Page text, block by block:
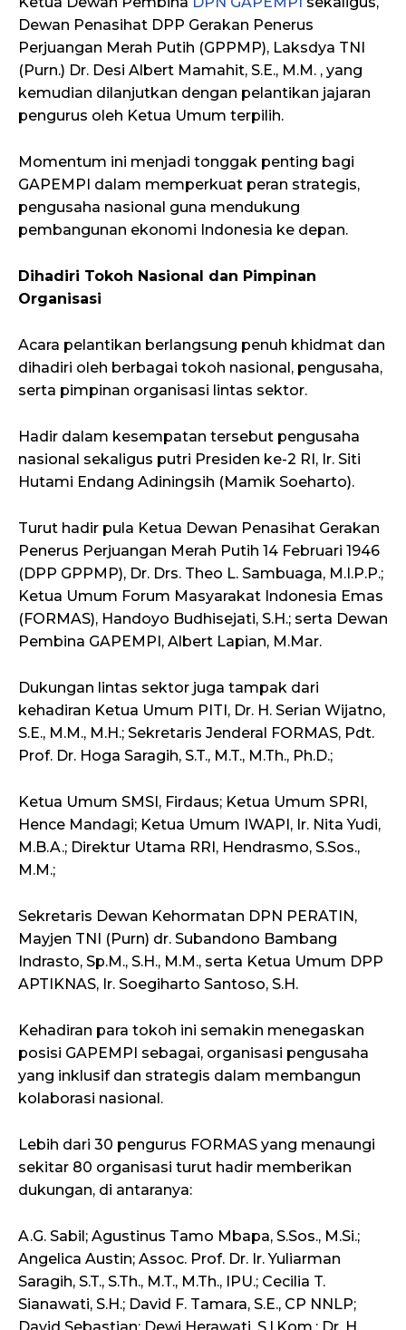
Dewan Penasihat DPP Gerakan Penerus
Perjuangan Merah Putih (GPPMP), Laksdya TNI
(Purn.) Dr. Desi Albert Mamahit, S.E., M.M. , yang
kemudian dilanjutkan dengan pelantikan jajaran
pengurus oleh Ketua Umum terpilih.
Momentum ini menjadi tonggak penting bagi
GAPEMPI dalam memperkuat peran strategis,
pengusaha nasional guna mendukung
pembangunan ekonomi Indonesia ke depan.
Dihadiri Tokoh Nasional dan Pimpinan
Organisasi
Acara pelantikan berlangsung penuh khidmat dan
dihadiri oleh berbagai tokoh nasional, pengusaha,
serta pimpinan organisasi lintas sektor.
Hadir dalam kesempatan tersebut pengusaha
nasional sekaligus putri Presiden ke-2 RI, Ir. Siti
Hutami Endang Adiningsih (Mamik Soeharto).
Turut hadir pula Ketua Dewan Penasihat Gerakan
Penerus Perjuangan Merah Putih 14 Februari 1946
(DPP GPPMP), Dr. Drs. Theo L. Sambuaga, M.I.P.P.;
Ketua Umum Forum Masyarakat Indonesia Emas
(FORMAS), Handoyo Budhisejati, S.H.; serta Dewan
Pembina GAPEMPI, Albert Lapian, M.Mar.
Dukungan lintas sektor juga tampak dari
kehadiran Ketua Umum PITI, Dr. H. Serian Wijatno,
S.E., M.M., M.H.; Sekretaris Jenderal FORMAS, Pdt.
Prof. Dr. Hoga Saragih, S.T., M.T., M.Th., Ph.D.;
Ketua Umum SMSI, Firdaus; Ketua Umum SPRI,
Hence Mandagi; Ketua Umum IWAPI, Ir. Nita Yudi,
M.B.A.; Direktur Utama RRI, Hendrasmo, S.Sos.,
M.M.;
Sekretaris Dewan Kehormatan DPN PERATIN,
Mayjen TNI (Purn) dr. Subandono Bambang
Indrasto, Sp.M., S.H., M.M., serta Ketua Umum DPP
APTIKNAS, Ir. Soegiharto Santoso, S.H.
Kehadiran para tokoh ini semakin menegaskan
posisi GAPEMPI sebagai, organisasi pengusaha
yang inklusif dan strategis dalam membangun
kolaborasi nasional.
Lebih dari 30 pengurus FORMAS yang menaungi
sekitar 80 organisasi turut hadir memberikan
dukungan, di antaranya:
A.G. Sabil; Agustinus Tamo Mbapa, S.Sos., M.Si.;
Angelica Austin; Assoc. Prof. Dr. Ir. Yuliarman
Saragih, S.T., S.Th., M.T., M.Th., IPU.; Cecilia T.
Sianawati, S.H.; David F. Tamara, S.E., CP NNLP;